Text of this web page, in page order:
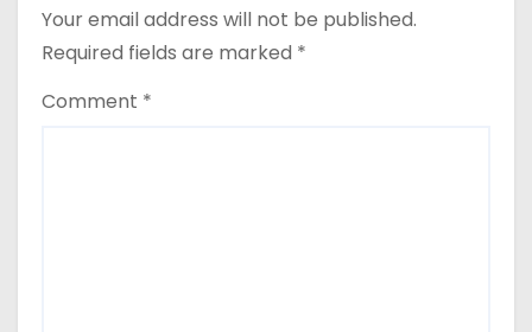
Your email address will not be published.
Required fields are marked *
Comment *